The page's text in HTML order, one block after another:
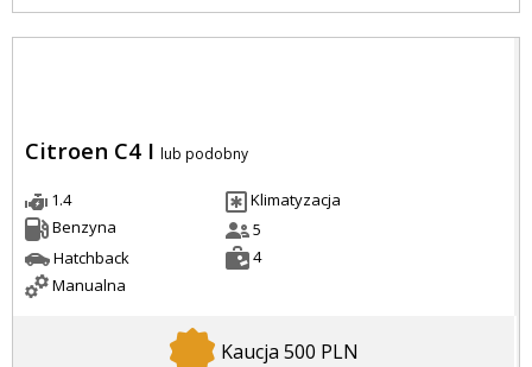
Citroen C4 I lub podobny
1.4
Benzyna
Hatchback
Manualna
Klimatyzacja
5
4
Kaucja 500 PLN